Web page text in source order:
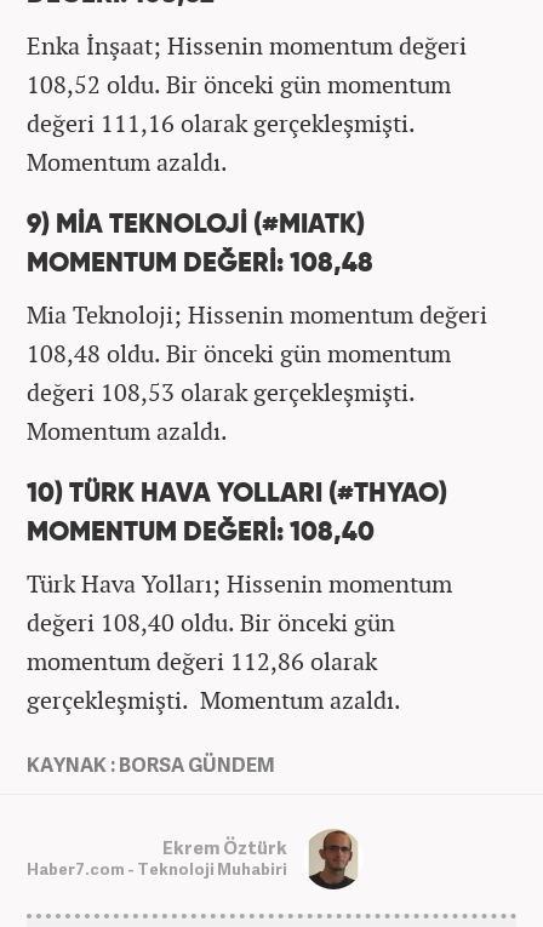
Enka İnşaat; Hissenin momentum değeri
108,52 oldu. Bir önceki gün momentum
değeri 111,16 olarak gerçekleşmişti.
Momentum azaldı.
9) MİA TEKNOLOJİ (#MIATK)
MOMENTUM DEĞERİ: 108,48
Mia Teknoloji; Hissenin momentum değeri
108,48 oldu. Bir önceki gün momentum
değeri 108,53 olarak gerçekleşmişti.
Momentum azaldı.
10) TÜRK HAVA YOLLARI (#THYAO)
MOMENTUM DEĞERİ: 108,40
Türk Hava Yolları; Hissenin momentum
değeri 108,40 oldu. Bir önceki gün
momentum değeri 112,86 olarak
gerçekleşmişti. Momentum azaldı.
KAYNAK : BORSA GÜNDEM
Ekrem Öztürk
Haber7.com - Teknoloji Muhabiri